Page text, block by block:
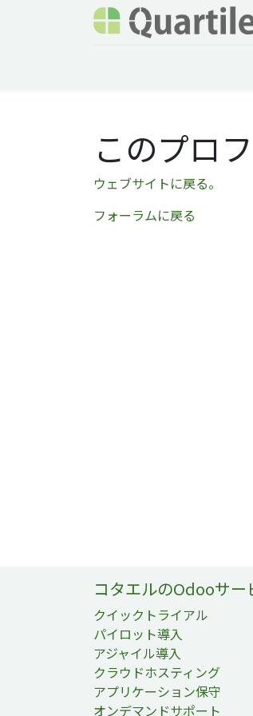
このプロ
ウェブサイトに戻る。
フォーラムに戻る
コタエルのOdooサー
クイックトライアル
パイロット導入
アジャイル導入
クラウドホスティング
アプリケーション保守
オンデマンドサポート